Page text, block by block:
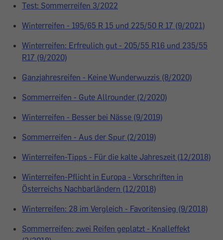
Test: Sommerreifen 3/2022
Winterreifen - 195/65 R 15 und 225/50 R 17 (9/2021)
Winterreifen: Erfreulich gut - 205/55 R16 und 235/55
R17 (9/2020)
Ganzjahresreifen - Keine Wunderwuzzis (8/2020)
Sommerreifen - Gute Allrounder (2/2020)
Winterreifen - Besser bei Nässe (9/2019)
Sommerreifen - Aus der Spur (2/2019)
Winterreifen-Tipps - Für die kalte Jahreszeit (12/2018)
Winterreifen-Pflicht in Europa - Vorschriften in
Österreichs Nachbarländern (12/2018)
Winterreifen: 28 im Vergleich - Favoritensieg (9/2018)
Sommerreifen: zwei Reifen geplatzt - Knalleffekt